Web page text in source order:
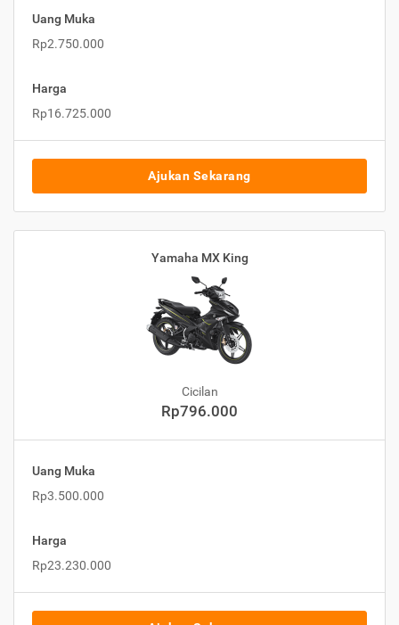
Uang Muka
Rp2.750.000
Harga
Rp16.725.000
Ajukan Sekarang
Yamaha MX King
Cicilan
Rp796.000
Uang Muka
Rp3.500.000
Harga
Rp23.230.000